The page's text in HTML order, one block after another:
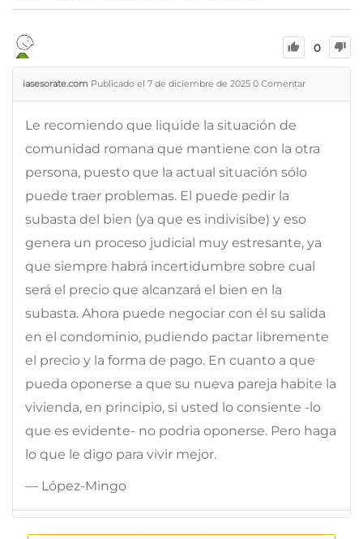
0
iasesorate.com Publicado el 7 de diciembre de 2025 0 Comentar
Le recomiendo que liquide la situación de
comunidad romana que mantiene con la otra
persona, puesto que la actual situación sólo
puede traer problemas. El puede pedir la
subasta del bien (ya que es indivisibe) y eso
genera un proceso judicial muy estresante, ya
que siempre habrá incertidumbre sobre cual
será el precio que alcanzará el bien en la
subasta. Ahora puede negociar con él su salida
en el condominio, pudiendo pactar libremente
el precio y la forma de pago. En cuanto a que
pueda oponerse a que su nueva pareja habite la
vivienda, en principio, si usted lo consiente -lo
que es evidente- no podria oponerse. Pero haga
lo que le digo para vivir mejor.
— López-Mingo